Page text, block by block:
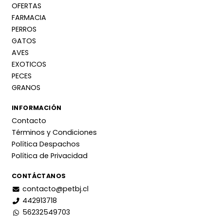
OFERTAS
FARMACIA
PERROS
GATOS
AVES
EXOTICOS
PECES
GRANOS
INFORMACIÓN
Contacto
Términos y Condiciones
Política Despachos
Política de Privacidad
CONTÁCTANOS
contacto@petbj.cl
442913718
56232549703